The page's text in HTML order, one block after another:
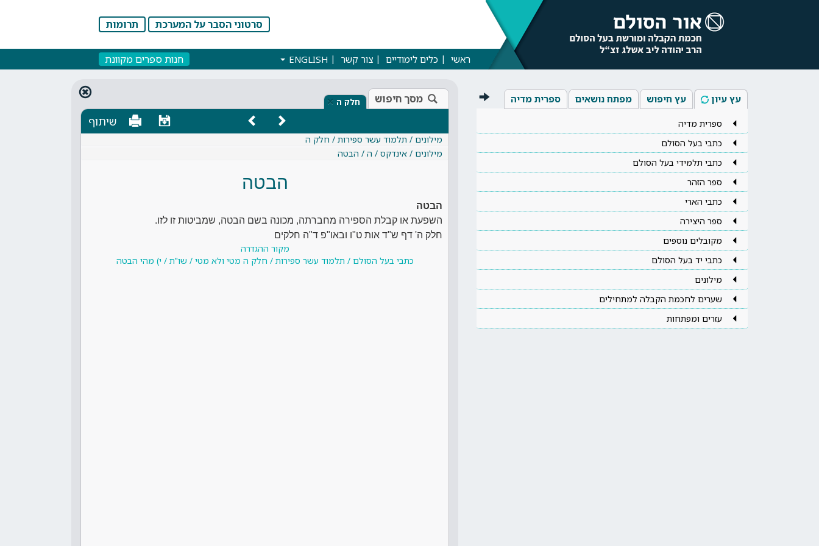
סרטוני הסבר על המערכת תרומות
ראשי כלים לימודיים צור קשר ENGLISH חנות ספרים מקוונת
עץ עיון עץ חיפוש מפתח נושאים ספרית מדיה
ספרית מדיה
כתבי בעל הסולם
כתבי תלמידי בעל הסולם
ספר הזהר
כתבי הארי
ספר היצירה
מקובלים נוספים
כתבי יד בעל הסולם
מילונים
שערים לחכמת הקבלה למתחילים
עזרים ומפתחות
מסך חיפוש חלק ה ×
שיתוף
מילונים / תלמוד עשר ספירות / חלק ה
מילונים / אינדקס / ה / הבטה
הבטה
הבטה
השפעת או קבלת הספירה מחברתה, מכונה בשם הבטה, שמביטות זו לזו.
חלק ה' דף ש"ד אות ט"ו ובאו"פ ד"ה חלקים
מקור ההגדרה
כתבי בעל הסולם / תלמוד עשר ספירות / חלק ה מטי ולא מטי / שו"ת / י) מהי הבטה